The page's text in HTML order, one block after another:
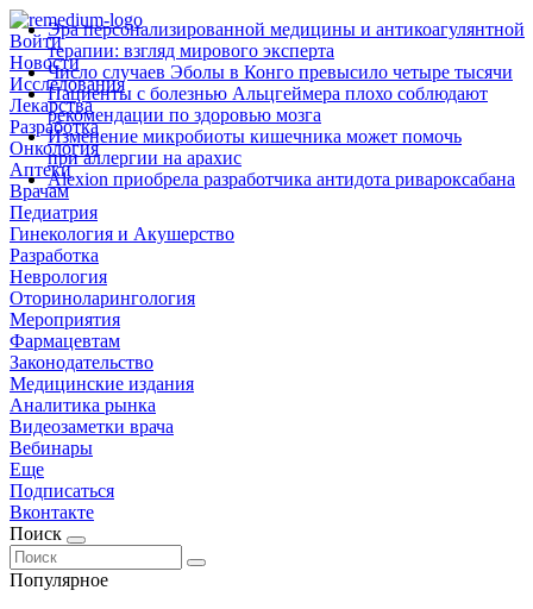
Войти
Новости
Исследования
Лекарства
Разработка
Онкология
Аптеки
Врачам
Педиатрия
Гинекология и Акушерство
Разработка
Неврология
Оториноларингология
Мероприятия
Фармацевтам
Законодательство
Медицинские издания
Аналитика рынка
Видеозаметки врача
Вебинары
Еще
Подписаться
Вконтакте
Поиск
Популярное
Эра персонализированной медицины и антикоагулянтной
терапии: взгляд мирового эксперта
Число случаев Эболы в Конго превысило четыре тысячи
Пациенты с болезнью Альцгеймера плохо соблюдают
рекомендации по здоровью мозга
Изменение микробиоты кишечника может помочь
при аллергии на арахис
Alexion приобрела разработчика антидота ривароксабана